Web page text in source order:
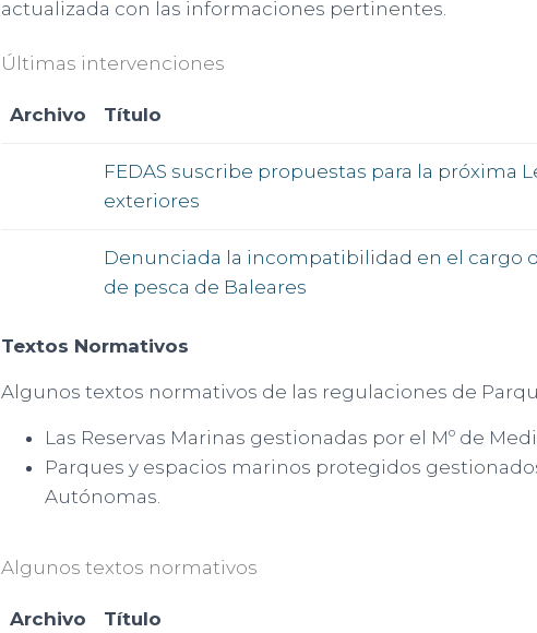
actualizada con las informaciones pertinentes.
Últimas intervenciones
Archivo Título
FEDAS suscribe propuestas para la próxima
exteriores
Denunciada la incompatibilidad en el cargo
de pesca de Baleares
Textos Normativos
Algunos textos normativos de las regulaciones de
Las Reservas Marinas gestionadas por el Mº de
Parques y espacios marinos protegidos
Autónomas.
Algunos textos normativos
Archivo Título